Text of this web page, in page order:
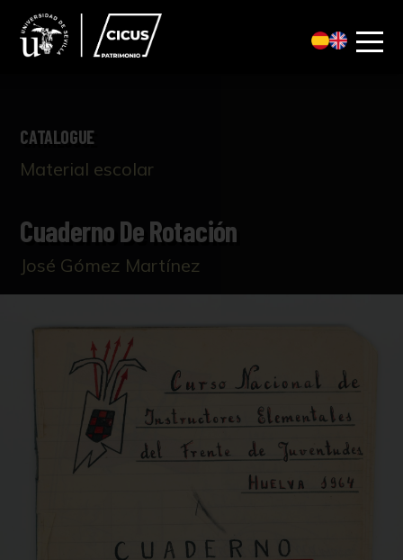
CATALOGUE
Material escolar
Cuaderno De Rotación
José Gómez Martínez